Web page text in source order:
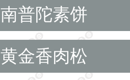
南普陀素饼
黄金香肉松